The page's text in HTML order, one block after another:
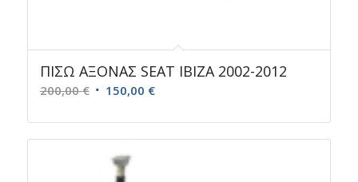
ΠΙΣΩ ΑΞΟΝΑΣ SEAT IBIZA 2002-2012
200,00€ Original
was:
150,00 €Η
τιμή